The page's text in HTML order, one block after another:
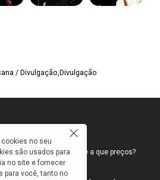
/ Divulgação,Divulgação
compro ingressos e a que preços?
no seu
são usados para
no site e fornecer
para você, tanto no